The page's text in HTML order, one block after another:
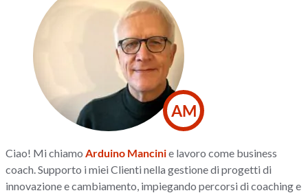
AM
Ciao! Mi chiamoArduino Mancinie lavoro come business
coach. Supporto i miei Clienti nella gestione di progetti di
innovazione e cambiamento, impiegando percorsi di coaching e